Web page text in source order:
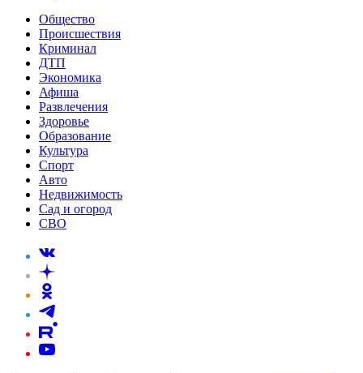
Общество
Происшествия
Криминал
ДТП
Экономика
Афиша
Развлечения
Здоровье
Образование
Культура
Спорт
Авто
Недвижимость
Сад и огород
СВО